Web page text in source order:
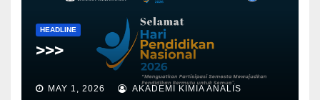
HEADLINE
>>>
MAY 1, 2026 AKADEMI KIMIA ANALIS
BERITA HEADLINE UNCATEGORIZED